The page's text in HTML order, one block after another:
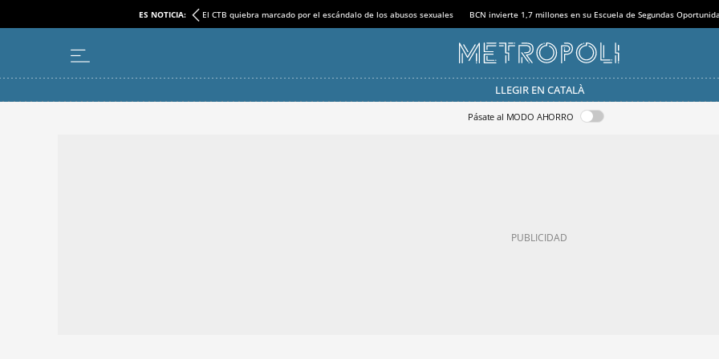
ES NOTICIA: El CTB quiebra marcado por el escándalo de los abusos sexuales BCN invierte 1,7 millones en su Escuela de Segundas
LLEGIR EN CATALÀ
Pásate al MODO AHORRO